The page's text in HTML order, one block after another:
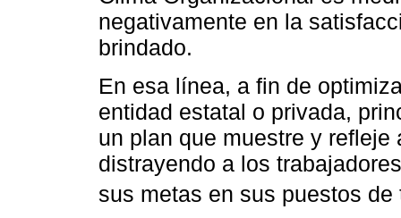
negativamente en la
brindado.
En esa línea, a fin de
entidad estatal o privada,
un plan que muestre y
distrayendo a los
sus metas en sus puestos de